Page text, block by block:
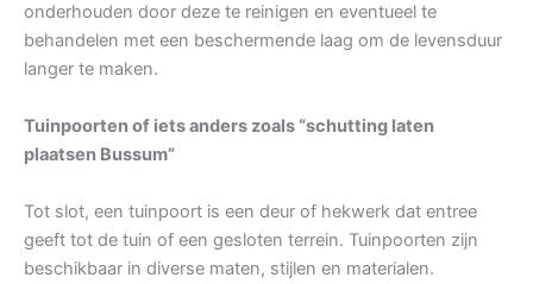
onderhouden door deze te reinigen en eventueel te
behandelen met een beschermende laag om de levensduur
langer te maken.
Tuinpoorten of iets anders zoals “schutting laten
plaatsen Bussum”
Tot slot, een tuinpoort is een deur of hekwerk dat entree
geeft tot de tuin of een gesloten terrein. Tuinpoorten zijn
beschikbaar in diverse maten, stijlen en materialen.